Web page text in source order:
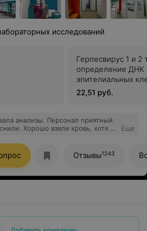
исследований
Герпесвирус 1 и 2
определение ДНК
эпителиальных
конъюнктивы
22,51 руб.
анализы. Персонал приятный.
Хорошо взяли кровь, хотя с
Еще
Отзывы1243